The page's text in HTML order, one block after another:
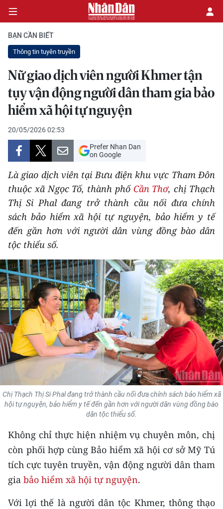
CHÍNH TRỊ
KINH TẾ
VĂN HÓA
XÃ HỘI
PHÁP LUẬT
DU LỊCH
THẾ GIỚI
THỂ THAO
GIÁO DỤC
Y TẾ
KHOA HỌC - CÔNG NGHỆ
MÔI TRƯỜNG
BẠN ĐỌC
KIỂM CHỨNG THÔNG TIN
TRI THỨC CHUYÊN SÂU
CHƯƠNG TRÌNH OCOP - MỖI XÃ
MỘT SẢN PHẨM
BẠN CẦN BIẾT
Thông tin tuyên truyền
Nữ giao dịch viên người Khmer tận
tụy vận động người dân tham gia bảo
hiểm xã hội tự nguyện
20/05/2026 02:53
Prefer Nhan Dan
on Google
Là giao dịch viên tại Bưu điện khu vực Tham Đôn
thuộc xã Ngọc Tố, thành phố Cần Thơ, chị Thạch
Thị Si Phal đang trở thành cầu nối đưa chính
sách bảo hiểm xã hội tự nguyện, bảo hiểm y tế
đến gần hơn với người dân vùng đồng bào dân
tộc thiểu số.
Chị Thạch Thị Si Phal đang trở thành cầu nối đưa chính sách bảo hiểm xã
hội tự nguyện, bảo hiểm y tế đến gần hơn với người dân vùng đồng bào
dân tộc thiểu số.
Không chỉ thực hiện nhiệm vụ chuyên môn, chị
còn phối hợp cùng Bảo hiểm xã hội cơ sở Mỹ Tú
tích cực tuyên truyền, vận động người dân tham
gia bảo hiểm xã hội tự nguyện.
Với lợi thế là người dân tộc Khmer, thông thạo